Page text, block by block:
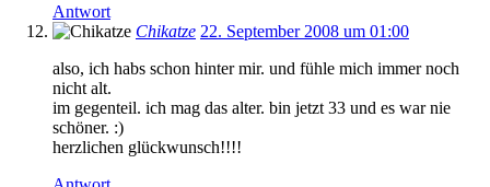
Antwort
Chikatze 22. September 2008 um 01:00
also, ich habs schon hinter mir. und fühle mich immer noch
nicht alt.
im gegenteil. ich mag das alter. bin jetzt 33 und es war nie
schöner. :)
herzlichen glückwunsch!!!!